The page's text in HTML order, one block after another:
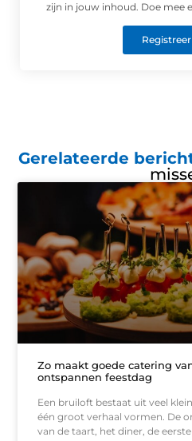
zijn in jouw inhoud. Doe mee
Gerelateerde
Zo maakt goede catering
ontspannen feestdag
Een bruiloft bestaat uit veel
één groot verhaal vormen. De
van de taart, het diner, de